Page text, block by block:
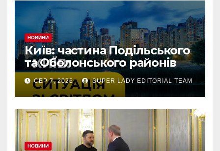
НОВИНИ
Київ: частина Подільського
та Оболонського районів
тимчасово без світла через
аварію
СЕР 7, 2026 SUPER LADY EDITORIAL TEAM
НОВИНИ